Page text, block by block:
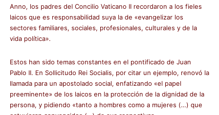
Anno, los padres del Concilio Vaticano II recordaron a los fieles
laicos que es responsabilidad suya la de «evangelizar los
sectores familiares, sociales, profesionales, culturales y de la
vida política».
Estos han sido temas constantes en el pontificado de Juan
Pablo II. En Sollicitudo Rei Socialis, por citar un ejemplo, renovó la
llamada para un apostolado social, enfatizando «el papel
preeminente» de los laicos en la protección de la dignidad de la
persona, y pidiendo «tanto a hombres como a mujeres (…) que